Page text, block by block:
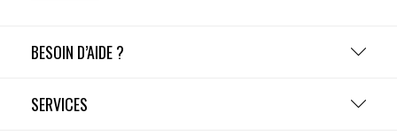
BESOIN D’AIDE ?
SERVICES